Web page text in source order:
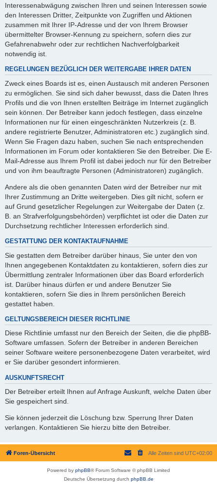
Interessenabwägung zwischen Ihren und seinen Interessen sowie
den Interessen Dritter, Zeitpunkte von Zugriffen und Aktionen
zusammen mit Ihrer IP-Adresse und der von Ihrem Browser
übermittelter Browser-Kennung zu speichern, sofern dies zur
Gefahrenabwehr oder zur rechtlichen Nachverfolgbarkeit
notwendig ist.
REGELUNGEN BEZÜGLICH DER WEITERGABE IHRER DATEN
Zweck eines Boards ist es, einen Austausch mit anderen Personen
zu ermöglichen. Sie sind sich daher bewusst, dass die Daten Ihres
Profils und die von Ihnen erstellten Beiträge im Internet zugänglich
sein können. Der Betreiber kann jedoch festlegen, dass einzelne
Informationen nur für einen eingeschränkten Nutzerkreis (z. B.
andere registrierte Benutzer, Administratoren etc.) zugänglich sind.
Wenn Sie Fragen dazu haben, suchen Sie nach entsprechenden
Informationen im Forum oder kontaktieren Sie den Betreiber. Die E-
Mail-Adresse aus Ihrem Profil ist dabei jedoch nur für den Betreiber
und von ihm beauftragte Personen (Administratoren) zugänglich.
Andere als die oben genannten Daten wird der Betreiber nur mit
Ihrer Zustimmung an Dritte weitergeben. Dies gilt nicht, sofern er
auf Grund gesetzlicher Regelungen zur Weitergabe der Daten (z.
B. an Strafverfolgungsbehörden) verpflichtet ist oder die Daten zur
Durchsetzung rechtlicher Interessen erforderlich sind.
GESTATTUNG DER KONTAKTAUFNAHME
Sie gestatten dem Betreiber darüber hinaus, Sie unter den von
Ihnen angegebenen Kontaktdaten zu kontaktieren, sofern dies zur
Übermittlung zentraler Informationen über das Board erforderlich
ist. Darüber hinaus dürfen er und andere Benutzer Sie
kontaktieren, sofern Sie dies in Ihrem persönlichen Bereich
gestattet haben.
GELTUNGSBEREICH DIESER RICHTLINIE
Diese Richtlinie umfasst nur den Bereich der Seiten, die die phpBB-
Software umfassen. Sofern der Betreiber in anderen Bereichen
seiner Software weitere personenbezogene Daten verarbeitet, wird
er Sie darüber gesondert informieren.
AUSKUNFTSRECHT
Der Betreiber erteilt Ihnen auf Anfrage Auskunft, welche Daten über
Sie gespeichert sind.
Sie können jederzeit die Löschung bzw. Sperrung Ihrer Daten
verlangen. Kontaktieren Sie hierzu bitte den Betreiber.
Foren-Übersicht Alle Zeiten sind UTC+02:00
Powered by phpBB® Forum Software © phpBB Limited
Deutsche Übersetzung durch phpBB.de